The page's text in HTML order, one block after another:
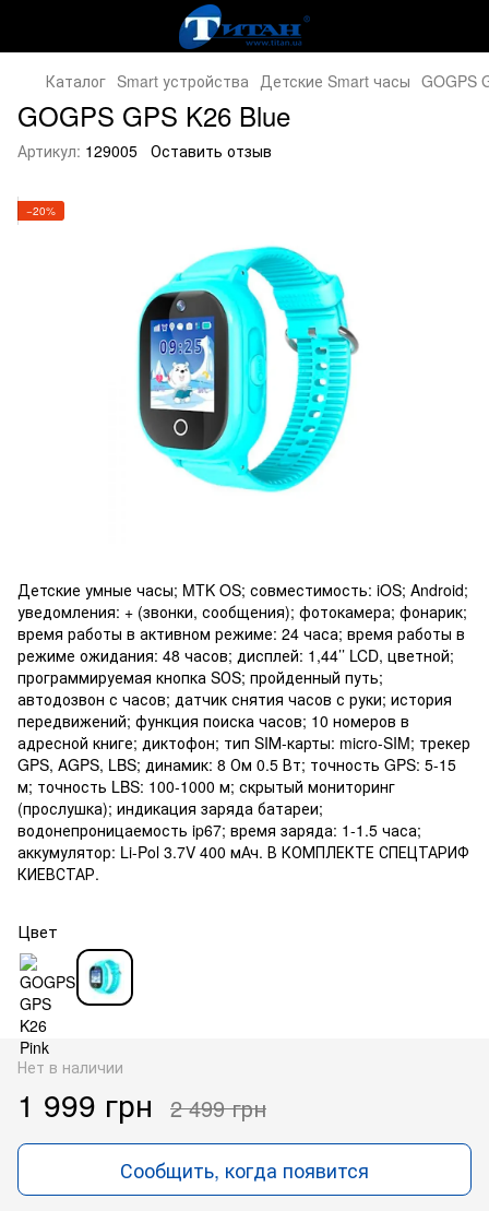
Каталог Smart устройства Детские Smart часы GOGPS
GOGPS GPS K26 Blue
Артикул: 129005 Оставить отзыв
−20%
Детские умные часы; MTK OS; совместимость: iOS; Android;
уведомления: + (звонки, сообщения); фотокамера; фонарик;
время работы в активном режиме: 24 часа; время работы в
режиме ожидания: 48 часов; дисплей: 1,44’’ LCD, цветной;
программируемая кнопка SОS; пройденный путь;
автодозвон с часов; датчик снятия часов с руки; история
передвижений; функция поиска часов; 10 номеров в
адресной книге; диктофон; тип SIМ-карты: micro-SIM; трекер
GPS, AGPS, LBS; динамик: 8 Ом 0.5 Вт; точность GPS: 5-15
м; точность LBS: 100-1000 м; скрытый мониторинг
(прослушка); индикация заряда батареи;
водонепроницаемость ip67; время заряда: 1-1.5 часа;
аккумулятор: Li-Pol 3.7V 400 мАч. В КОМПЛЕКТЕ СПЕЦТАРИФ
КИЕВСТАР.
Цвет
Нет в наличии
1 999 грн 2 499 грн
Сообщить, когда появится